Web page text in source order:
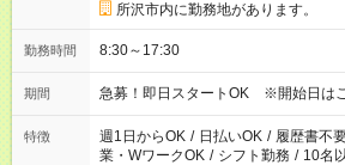
所沢市内に勤務地があります。
勤務時間 8:30～17:30
期間 急募！即日スタートOK ※開始日はご
特徴 週1日からOK / 日払いOK / 履歴書不
業・WワークOK / シフト勤務 / 10名